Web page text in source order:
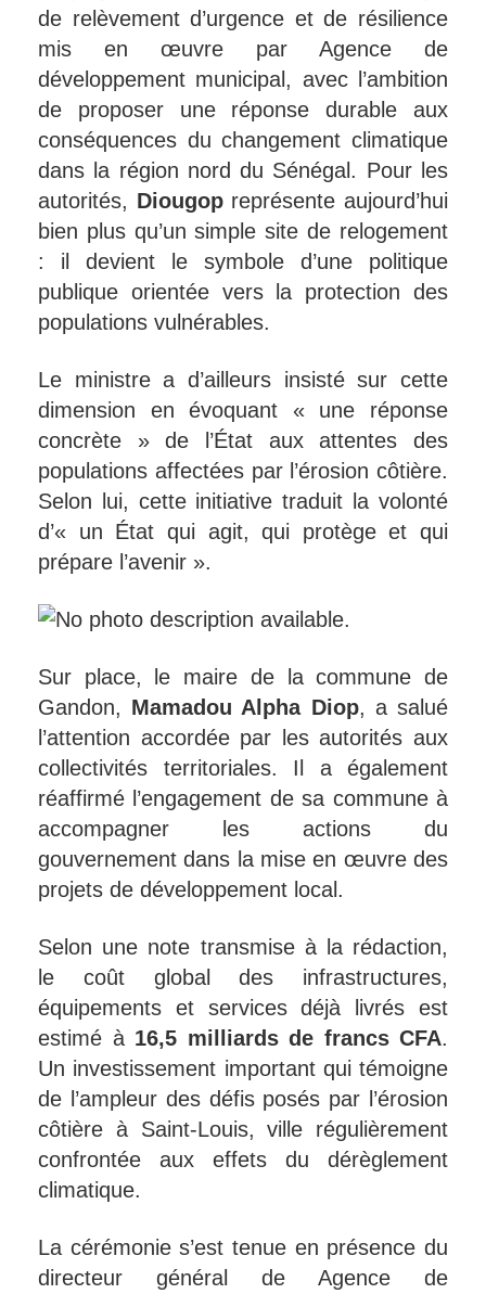
de relèvement d’urgence et de résilience
mis en œuvre par Agence de
développement municipal, avec l’ambition
de proposer une réponse durable aux
conséquences du changement climatique
dans la région nord du Sénégal. Pour les
autorités, Diougopreprésente aujourd’hui
bien plus qu’un simple site de relogement
: il devient le symbole d’une politique
publique orientée vers la protection des
populations vulnérables.
Le ministre a d’ailleurs insisté sur cette
dimension en évoquant « une réponse
concrète » de l’État aux attentes des
populations affectées par l’érosion côtière.
Selon lui, cette initiative traduit la volonté
d’« un État qui agit, qui protège et qui
prépare l’avenir ».
Sur place, le maire de la commune de
Gandon, Mamadou Alpha Diop, a salué
l’attention accordée par les autorités aux
collectivités territoriales. Il a également
réaffirmé l’engagement de sa commune à
accompagner les actions du
gouvernement dans la mise en œuvre des
projets de développement local.
Selon une note transmise à la rédaction,
le coût global des infrastructures,
équipements et services déjà livrés est
estimé à 16,5 milliards de francs CFA.
Un investissement important qui témoigne
de l’ampleur des défis posés par l’érosion
côtière à Saint-Louis, ville régulièrement
confrontée aux effets du dérèglement
climatique.
La cérémonie s’est tenue en présence du
directeur général de Agence de